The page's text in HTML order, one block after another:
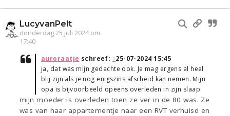
LucyvanPelt
donderdag 25 juli 2024 om
17:40
auroraatje schreef: ↑25-07-2024 15:45
ja, dat was mijn gedachte ook. Je mag ergens al heel
blij zijn als je nog enigszins afscheid kan nemen. Mijn
opa is bijvoorbeeld opeens overleden in zijn slaap.
mijn moeder is overleden toen ze ver in de 80 was. Ze
was van haar appartementje naar een RVT verhuisd en